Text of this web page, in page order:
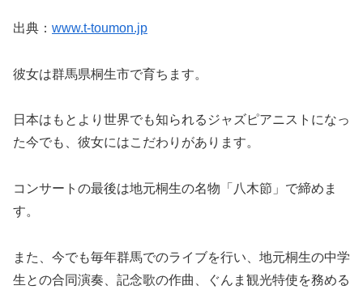
出典： www.t-toumon.jp
彼女は群馬県桐生市で育ちます。
日本はもとより世界でも知られるジャズピアニストになっ
た今でも、彼女にはこだわりがあります。
コンサートの最後は地元桐生の名物「八木節」で締めま
す。
また、今でも毎年群馬でのライブを行い、地元桐生の中学
生との合同演奏、記念歌の作曲、ぐんま観光特使を務める